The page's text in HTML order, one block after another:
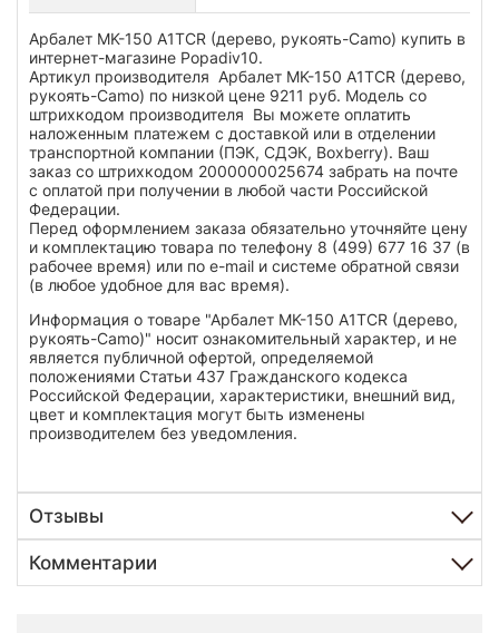
Арбалет MK-150 A1TCR (дерево, рукоять-Camo) купить в
интернет-магазине Popadiv10.
Артикул производителя Арбалет MK-150 A1TCR (дерево,
рукоять-Camo) по низкой цене 9211 руб. Модель со
штрихкодом производителя Вы можете оплатить
наложенным платежем с доставкой или в отделении
транспортной компании (ПЭК, СДЭК, Boxberry). Ваш
заказ со штрихкодом 2000000025674 забрать на почте
с оплатой при получении в любой части Российской
Федерации.
Перед оформлением заказа обязательно уточняйте цену
и комплектацию товара по телефону 8 (499) 677 16 37 (в
рабочее время) или по e-mail и системе обратной связи
(в любое удобное для вас время).
Информация о товаре "Арбалет MK-150 A1TCR (дерево,
рукоять-Camo)" носит ознакомительный характер, и не
является публичной офертой, определяемой
положениями Статьи 437 Гражданского кодекса
Российской Федерации, характеристики, внешний вид,
цвет и комплектация могут быть изменены
производителем без уведомления.
Отзывы
Комментарии